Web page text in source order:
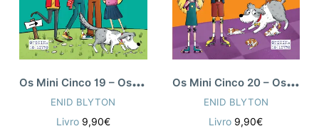
O
s Mini Cinco 19 – Os Cinco e a Caça ao Tesouro
ENID BLYTON
Livro 9,90€
O
s Mini Cinco 20 – Os Cinco e os Gatinhos Perdidos
ENID BLYTON
Livro 9,90€